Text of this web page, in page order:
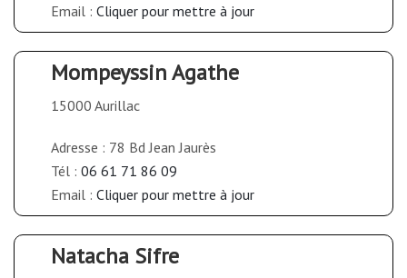
Email : Cliquer pour mettre à jour
Mompeyssin Agathe
15000 Aurillac
Adresse : 78 Bd Jean Jaurès
Tél : 06 61 71 86 09
Email : Cliquer pour mettre à jour
Natacha Sifre